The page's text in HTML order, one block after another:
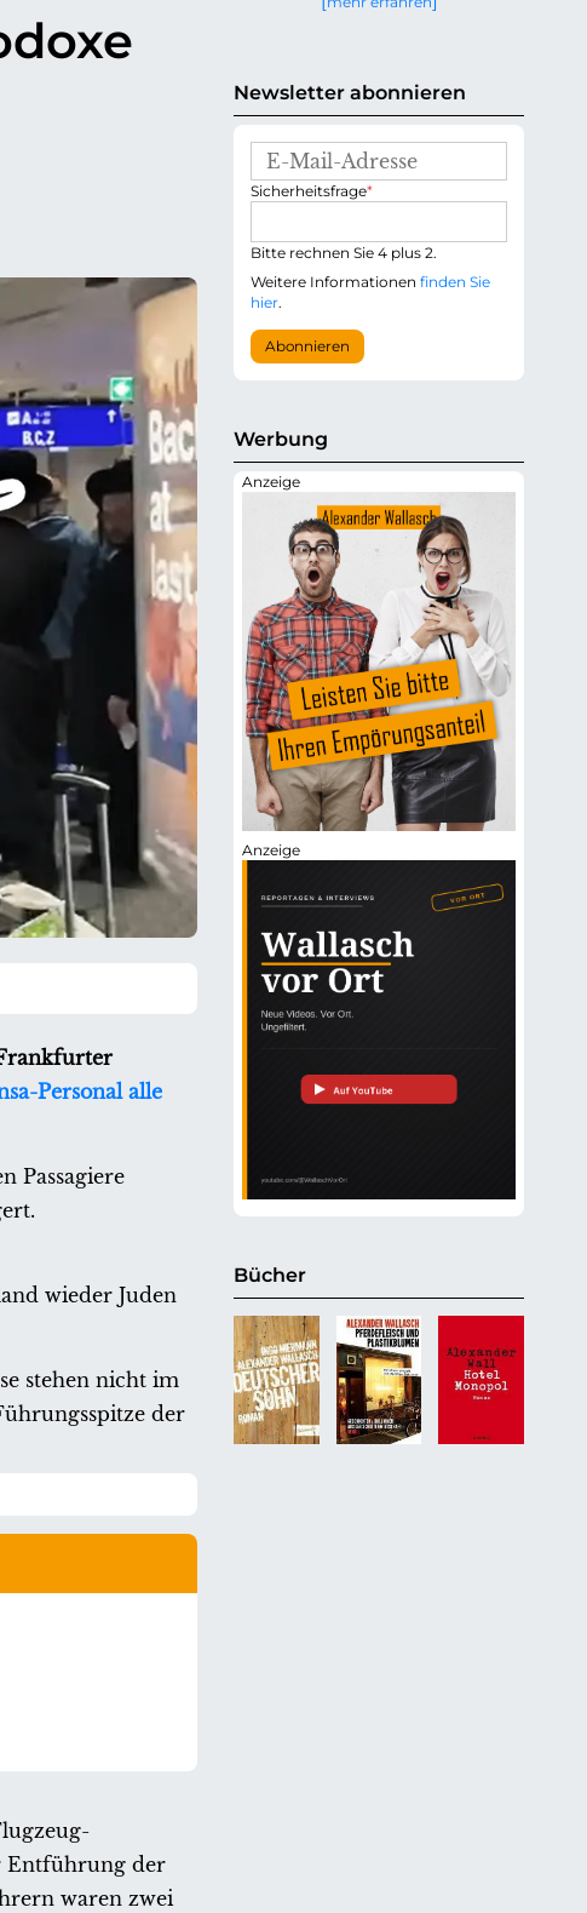
g
e
n
Personal alle
Passagiere
wieder Juden
stehen nicht im
der
Entführung der
waren zwei
Newsletter abonnieren
M
l
-
A
r
e
P
i
c
h
t
f
e
Sicherheitsfrage*
Bitte rechnen Sie 4 plus 2.
Weitere Informationen finden Sie
hier.
Abonnieren
Werbung
Bücher